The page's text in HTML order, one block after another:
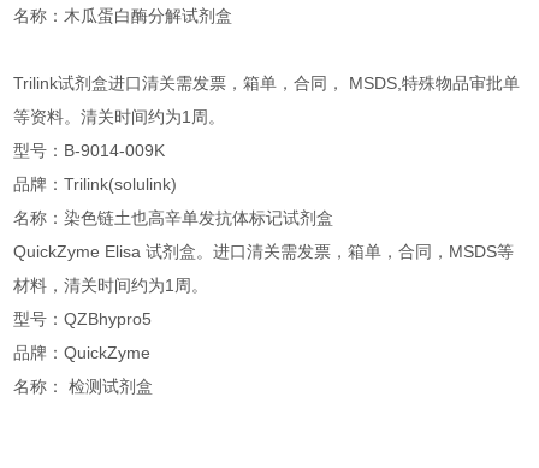
名称：木瓜蛋白酶分解试剂盒
Trilink试剂盒进口清关需发票，箱单，合同， MSDS,特殊物品审批单
等资料。清关时间约为1周。
型号：B-9014-009K
品牌：Trilink(solulink)
名称：染色链土也高辛单发抗体标记试剂盒
QuickZyme Elisa 试剂盒。进口清关需发票，箱单，合同，MSDS等
材料，清关时间约为1周。
型号：QZBhypro5
品牌：QuickZyme
名称： 检测试剂盒